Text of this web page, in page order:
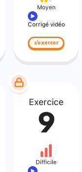
Moyen
Corrigé vidéo
s'exercer
Exercice
9
Difficile